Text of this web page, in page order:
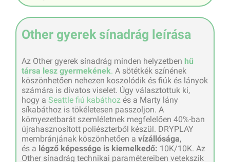
Other gyerek sínadrág leírása
Az Other gyerek sínadrág minden helyzetben hű
társa lesz gyermekének. A sötétkék színének
köszönhetően nehezen koszolódik és fiúk és lányok
számára is divatos viselet. Úgy választottuk ki,
hogy a Seattle fiú kabáthoz és a Marty lány
síkabáthoz is tökéletesen passzoljon. A
környezetbarát szemléletnek megfelelően 40%-ban
újrahasznosított poliészterből készül. DRYPLAY
membránjának köszönhetően a vízállósága,
és a légző képessége is kiemelkedő: 10K/10K. Az
Other sínadrág technikai paramétereiben vetekszik